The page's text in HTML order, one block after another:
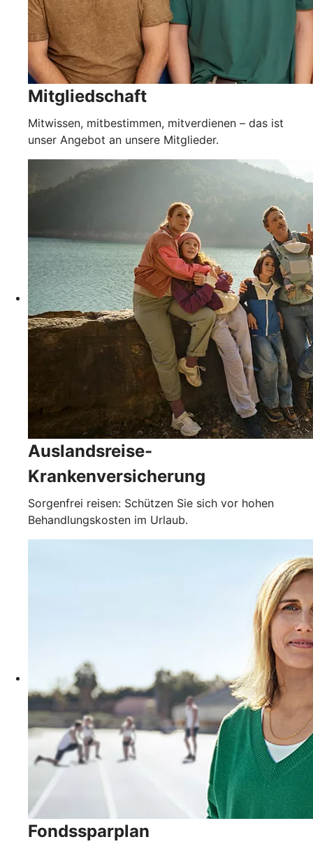
Mitgliedschaft
Mitwissen, mitbestimmen, mitverdienen – das ist
unser Angebot an unsere Mitglieder.
Auslandsreise-
Krankenversicherung
Sorgenfrei reisen: Schützen Sie sich vor hohen
Behandlungskosten im Urlaub.
Fondssparplan